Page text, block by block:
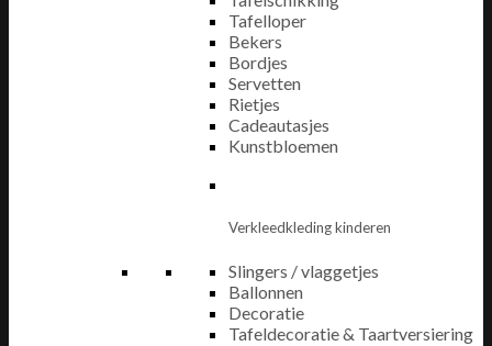
Tafelloper
Bekers
Bordjes
Servetten
Rietjes
Cadeautasjes
Kunstbloemen
Verkleedkleding kinderen
Slingers / vlaggetjes
Ballonnen
Decoratie
Tafeldecoratie & Taartversiering